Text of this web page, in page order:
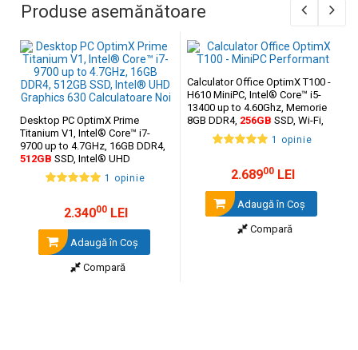
Procesor: Intel Core i5-9500T (2.20 GHz, Turbo până la 3.70 GHz)
Nuclee: 6
Generație: a 9-a
Memorie RAM: 16GB DDR4
Grafică: Intel UHD Graphics 630
Sistem de operare: Windows 11 Pro
Monitor: 27” FHD IPS LED
Periferice incluse: Tastatură + Mouse cu fir
Soluția Ideală pentru Birouri Moderne
OptimX T5 SFF Business Ready este un pachet complet, conceput
pentru eficiență și productivitate. Cu monitor mare și periferice
incluse, oferă un setup complet, gata de utilizare imediată în orice
mediu profesional.
Produse asemănătoare
Desktop PC OptimX Prime
Titanium V1, Intel® Core™ i7-
9700 up to 4.7GHz, 16GB DDR4,
512GB SSD, Intel® UHD
Graphics 630
1 opinie
2.34000LEI
Adaugă în Coş
Compară
Calculator Office OptimX T100 -
H610 MiniPC, Intel® Core™ i5-
13400 up to 4.60Ghz, Memorie
8GB DDR4, 256GB SSD, Wi-Fi,
Bluetooth, Windows 11 Pro
1 opinie
2.68900LEI
Adaugă în Coş
Compară